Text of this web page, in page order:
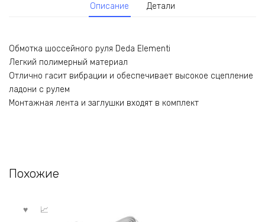
Описание Детали
Обмотка шоссейного руля Deda Elementi
Легкий полимерный материал
Отлично гасит вибрации и обеспечивает высокое сцепление
ладони с рулем
Монтажная лента и заглушки входят в комплект
Похожие